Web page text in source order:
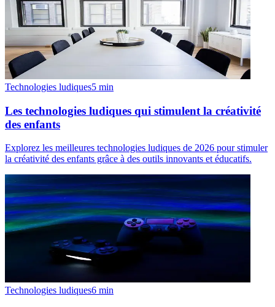
Technologies ludiques5 min
Les technologies ludiques qui stimulent la créativité
des enfants
Explorez les meilleures technologies ludiques de 2026 pour stimuler
la créativité des enfants grâce à des outils innovants et éducatifs.
Technologies ludiques6 min